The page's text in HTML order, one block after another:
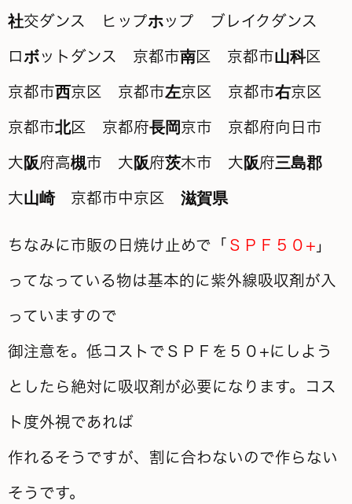
ちなみに市販の日焼け止めで「 ＳＰＦ５０+ 」
ってなっている物は基本的に紫外線吸収剤が入
っていますので
御注意を。 低コストでＳＰＦを５０+にしよう
としたら絶対に吸収剤が必要になります。コス
ト度外視であれば
作れる そうですが、 割に合わないので作らない
そうです。